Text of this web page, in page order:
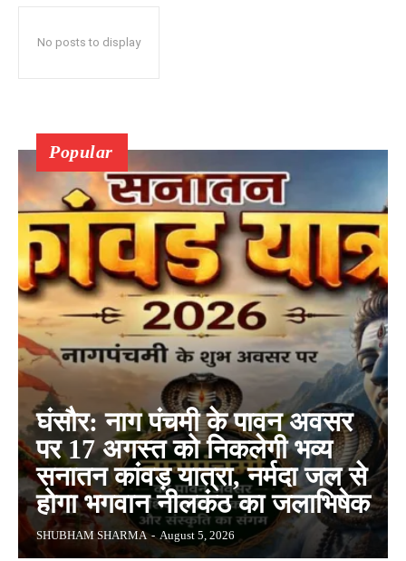
No posts to display
Popular
घंसौर: नाग पंचमी के पावन अवसर
पर 17 अगस्त को निकलेगी भव्य
सनातन कांवड़ यात्रा, नर्मदा जल से
होगा भगवान नीलकंठ का जलाभिषेक
SHUBHAM SHARMA - August 5, 2026